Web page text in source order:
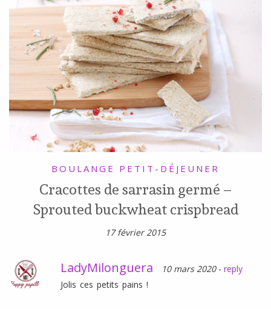
BOULANGE PETIT-DÉJEUNER
Cracottes de sarrasin germé –
Sprouted buckwheat crispbread
17 février 2015
LadyMilonguera 10 mars 2020 - reply
Jolis ces petits pains !